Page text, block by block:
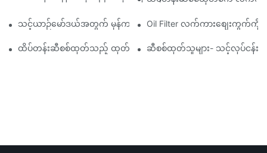
သင့်ယာဉ်မော်ဒယ်အတွက် မှန်ကန်သော ဆီစစ်ထုတ်စက်ကို ရွေးချယ်ခြင်း-
Oil Filter လက်ကားစျေးကွက်ကို
ထိပ်တန်းဆီစစ်ထုတ်သည့် ထုတ်လုပ်သူများနှင့် ၎င်းတို့၏ ဆန်းသစ်တီထွင်မှု
ဆီစစ်ထုတ်သူများ- သင့်လုပ်ငန်း